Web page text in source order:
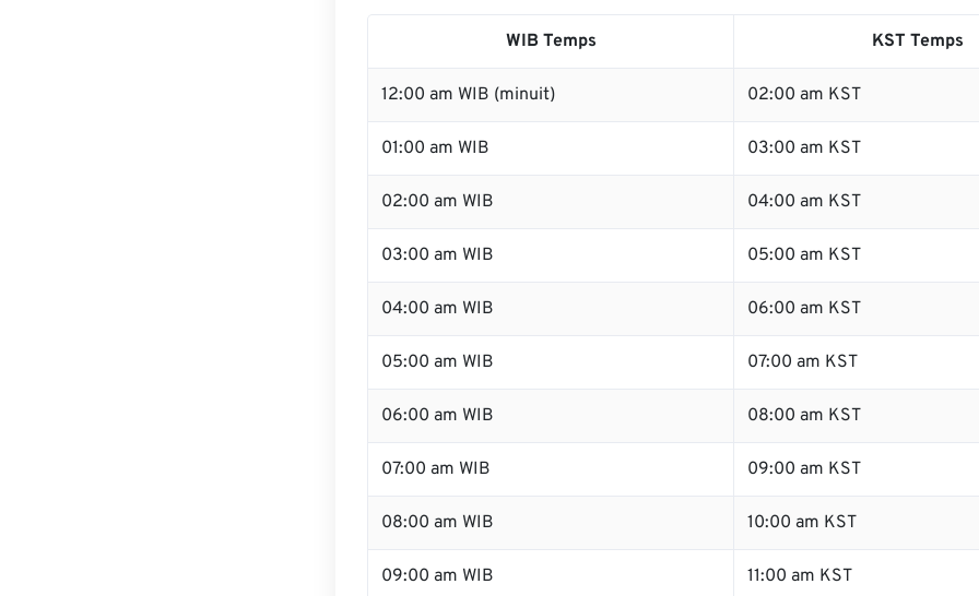
WIB Temps KST Temps
12:00 am WIB (minuit) 02:00 am KST
01:00 am WIB 03:00 am KST
02:00 am WIB 04:00 am KST
03:00 am WIB 05:00 am KST
04:00 am WIB 06:00 am KST
05:00 am WIB 07:00 am KST
06:00 am WIB 08:00 am KST
07:00 am WIB 09:00 am KST
08:00 am WIB 10:00 am KST
09:00 am WIB 11:00 am KST